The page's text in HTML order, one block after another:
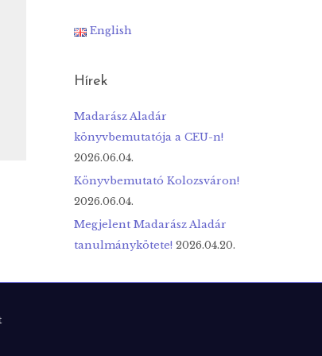
English
Hírek
Madarász Aladár
könyvbemutatója a CEU-n!
2026.06.04.
Könyvbemutató Kolozsváron!
2026.06.04.
Megjelent Madarász Aladár
tanulmánykötete! 2026.04.20.